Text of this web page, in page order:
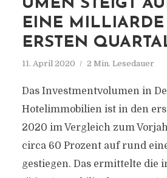
UMEN STEIGT
EINE MILLIARDE
ERSTEN
11. April 2020 2 Min. Lesedauer
Das Investmentvolumen in
Hotelimmobilien ist in den
2020 im Vergleich zum
circa 60 Prozent auf rund
gestiegen. Das ermittelte die